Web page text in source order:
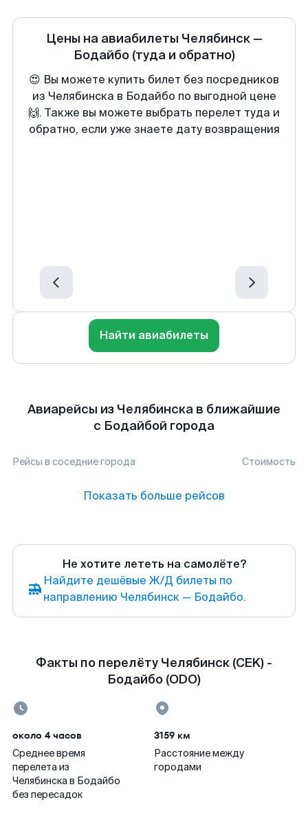
Цены на авиабилеты Челябинск—
Бодайбо (туда и обратно)
😍 Вы можете купить билет без посредников
из Челябинска в Бодайбо по выгодной цене
🙌. Также вы можете выбрать перелет туда и
обратно, если уже знаете дату возвращения
Найти авиабилеты
Авиарейсы из Челябинска в ближайшие
с Бодайбой города
Рейсы в соседние города Стоимость
Показать больше рейсов
Не хотите лететь на самолёте?
Найдите дешёвые Ж/Д билеты по
направлению Челябинск — Бодайбо.
Факты по перелёту Челябинск (CEK) -
Бодайбо (ODO)
около 4 часов
Среднее время
перелета из
Челябинска в Бодайбо
без пересадок
3159 км
Расстояние между
городами